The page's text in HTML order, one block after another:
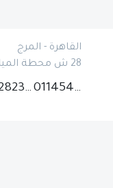
القاهرة - المرج
28 ش محطة المياه
01145438493
01282331166